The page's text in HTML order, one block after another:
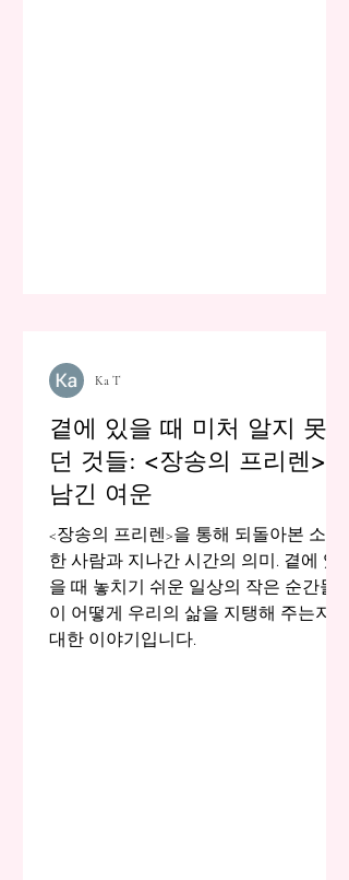
곁에 있을 때 미처 알지 못했
던 것들: <장송의 프리렌>이
남긴 여운
<장송의 프리렌>을 통해 되돌아본 소중
한 사람과 지나간 시간의 의미. 곁에 있
을 때 놓치기 쉬운 일상의 작은 순간들
이 어떻게 우리의 삶을 지탱해 주는지에
대한 이야기입니다.
Ka T